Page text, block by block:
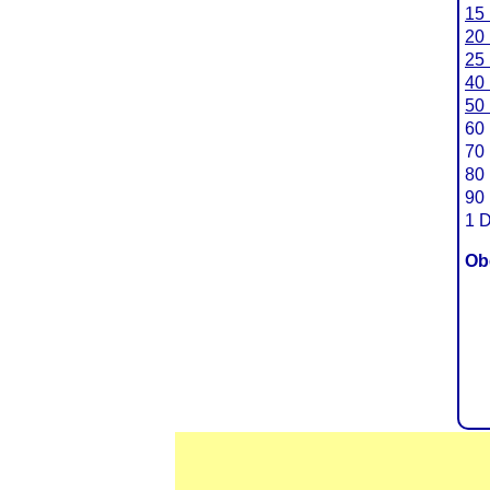
15
20
25
40
50
60
70
80
90
1